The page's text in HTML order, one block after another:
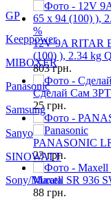
%
12V 9A RITAR
(100) ), 2.34 kg
803грн.
Сделай Сам
25грн.
PANASONIC
23грн.
Maxell SR 936
88 грн.
Keeppower
MIBOXER
Panasonic
Samsung
SINOWATT
Sony/Murata